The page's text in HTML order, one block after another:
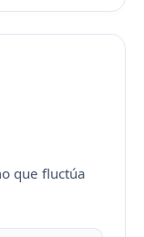
que fluctúa